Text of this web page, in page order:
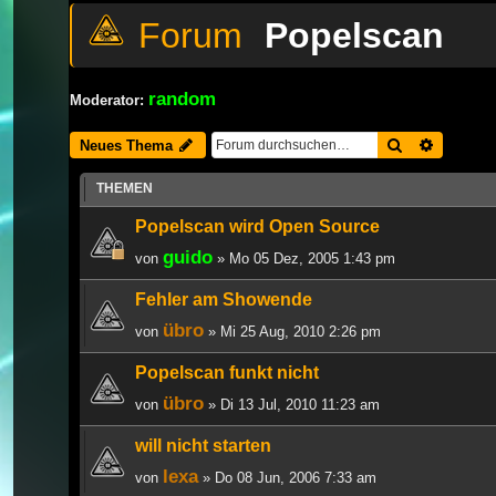
Popelscan
Moderator: random
Neues Thema Suche
THEMEN
Popelscan wird Open Source
von guido » Mo 05 Dez, 2005 1:43 pm
Fehler am Showende
von übro » Mi 25 Aug, 2010 2:26 pm
Popelscan funkt nicht
von übro » Di 13 Jul, 2010 11:23 am
will nicht starten
von lexa» Do 08 Jun, 2006 7:33 am